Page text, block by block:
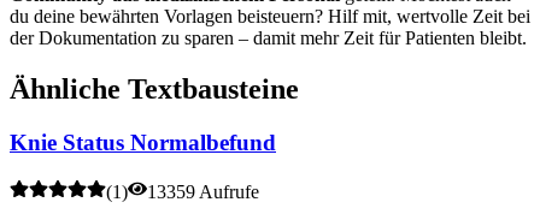
du deine bewährten Vorlagen beisteuern? Hilf mit, wertvolle Zeit bei
der Dokumentation zu sparen – damit mehr Zeit für Patienten bleibt.
Ähnliche Textbausteine
Knie Status Normalbefund
(1)
13359 Aufrufe